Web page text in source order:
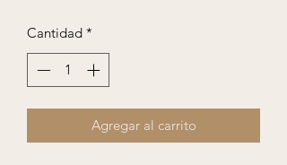
Cantidad *
Agregar al carrito